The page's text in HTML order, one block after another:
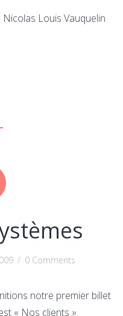
Louis Vauquelin
/ 0 Comments
notre premier billet
« Nos clients ».